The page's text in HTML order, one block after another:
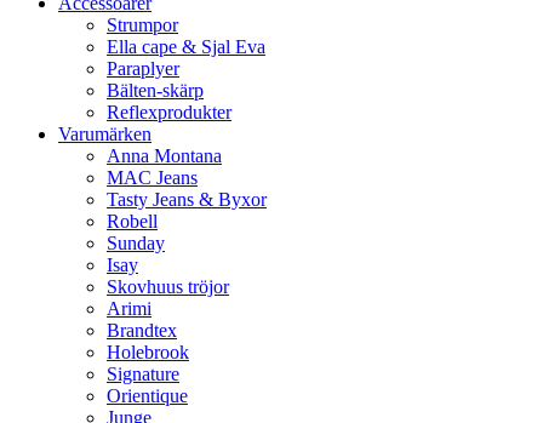
Strumpor
Ella cape & Sjal Eva
Paraplyer
Bälten-skärp
Reflexprodukter
Varumärken
Anna Montana
MAC Jeans
Tasty Jeans & Byxor
Robell
Sunday
Isay
Skovhuus tröjor
Arimi
Brandtex
Holebrook
Signature
Orientique
Junge